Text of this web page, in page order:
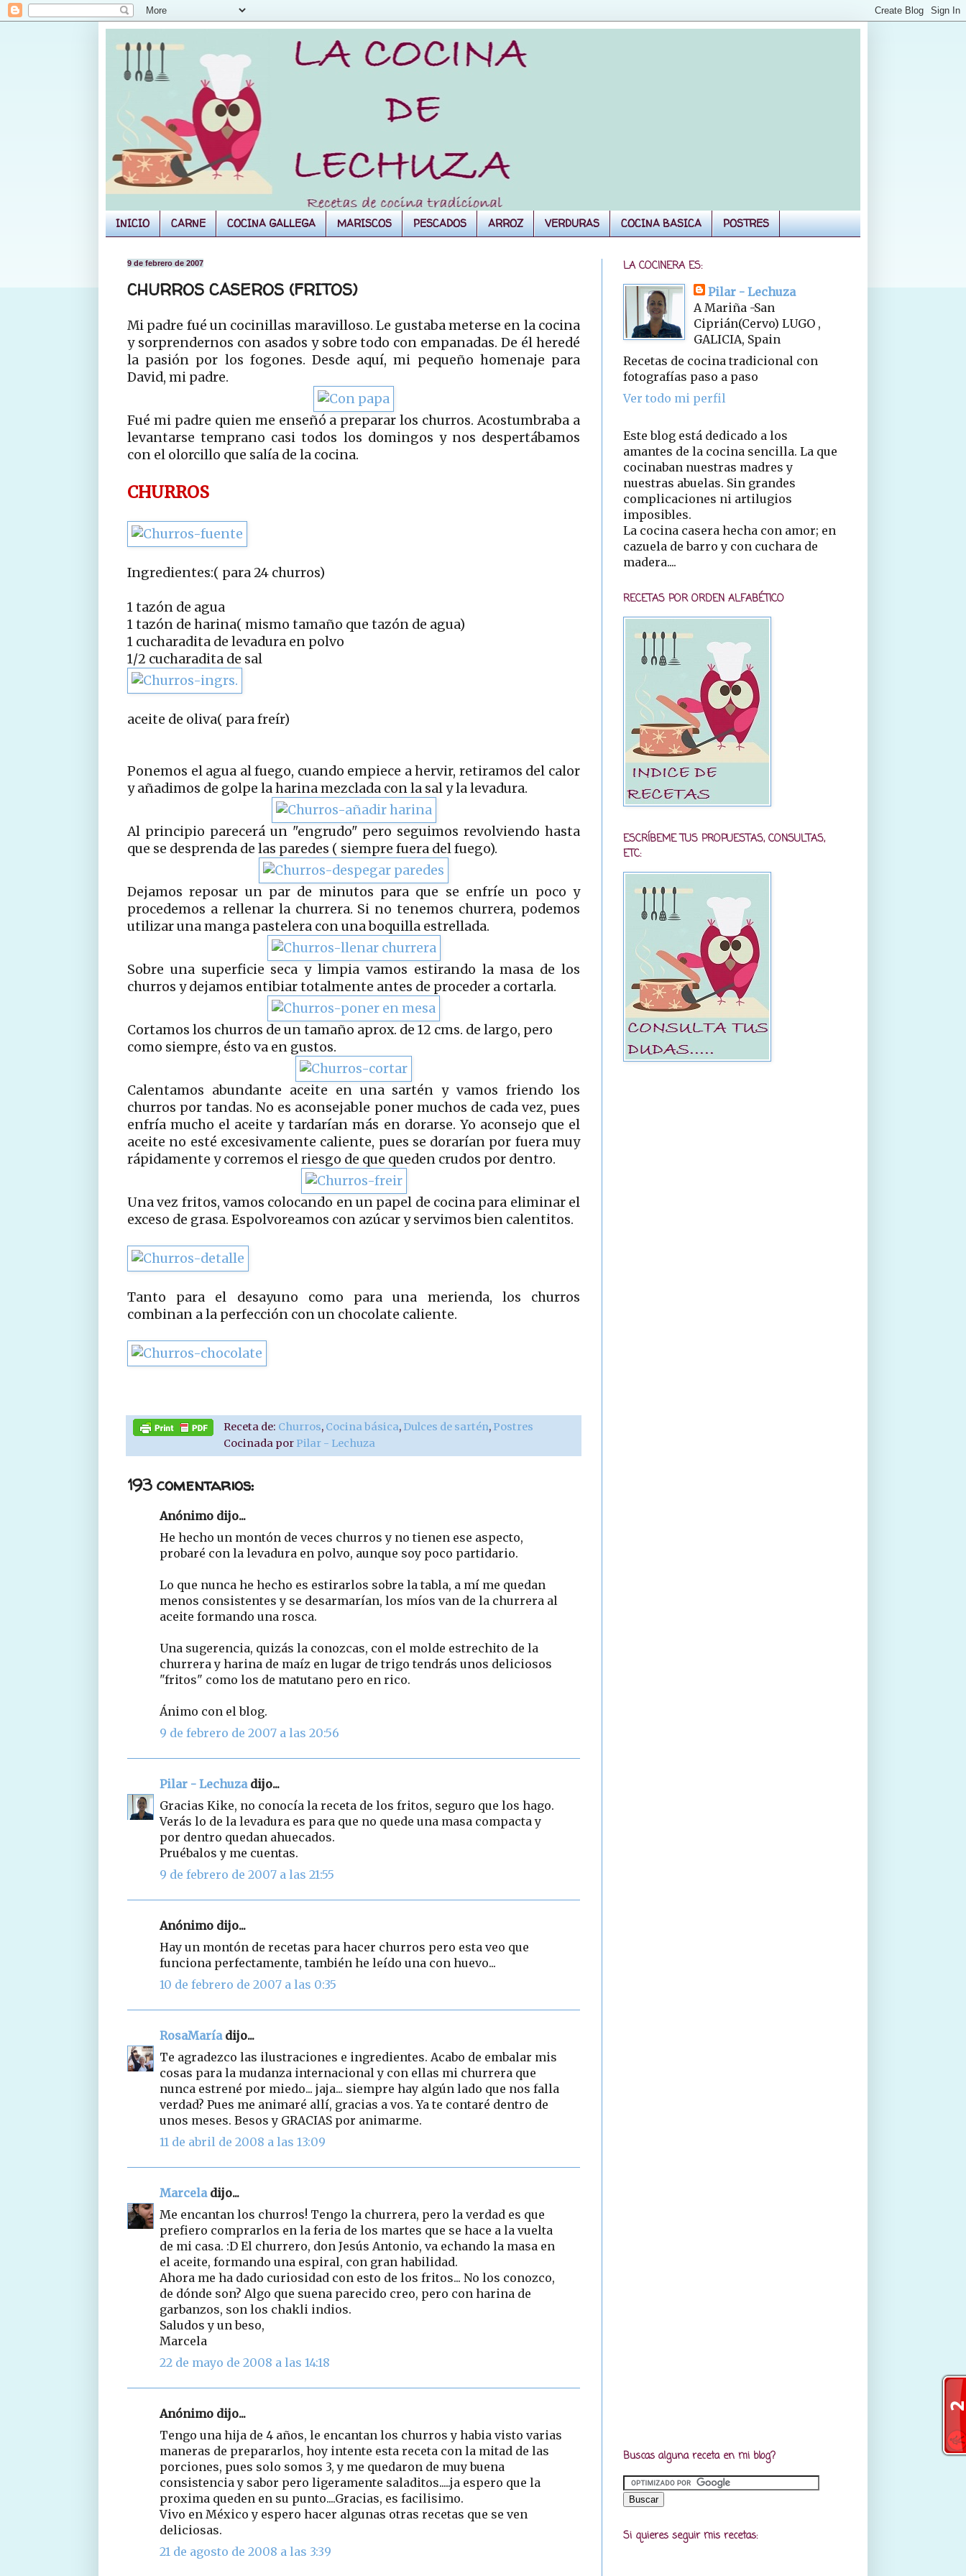
INICIO CARNE COCINA GALLEGA MARISCOS PESCADOS ARROZ VERDURAS COCINA BASICA POSTRES
9 de febrero de 2007
CHURROS CASEROS (FRITOS)
Mi padre fué un cocinillas maravilloso. Le gustaba meterse en la cocina
y sorprendernos con asados y sobre todo con empanadas. De él heredé
la pasión por los fogones. Desde aquí, mi pequeño homenaje para
David, mi padre.
Fué mi padre quien me enseñó a preparar los churros. Acostumbraba a
levantarse temprano casi todos los domingos y nos despertábamos
con el olorcillo que salía de la cocina.
CHURROS
Ingredientes:( para 24 churros)
1 tazón de agua
1 tazón de harina( mismo tamaño que tazón de agua)
1 cucharadita de levadura en polvo
1/2 cucharadita de sal
aceite de oliva( para freír)
Ponemos el agua al fuego, cuando empiece a hervir, retiramos del calor
y añadimos de golpe la harina mezclada con la sal y la levadura.
Al principio parecerá un "engrudo" pero seguimos revolviendo hasta
que se desprenda de las paredes ( siempre fuera del fuego).
Dejamos reposar un par de minutos para que se enfríe un poco y
procedemos a rellenar la churrera. Si no tenemos churrera, podemos
utilizar una manga pastelera con una boquilla estrellada.
Sobre una superficie seca y limpia vamos estirando la masa de los
churros y dejamos entibiar totalmente antes de proceder a cortarla.
Cortamos los churros de un tamaño aprox. de 12 cms. de largo, pero
como siempre, ésto va en gustos.
Calentamos abundante aceite en una sartén y vamos friendo los
churros por tandas. No es aconsejable poner muchos de cada vez, pues
enfría mucho el aceite y tardarían más en dorarse. Yo aconsejo que el
aceite no esté excesivamente caliente, pues se dorarían por fuera muy
rápidamente y corremos el riesgo de que queden crudos por dentro.
Una vez fritos, vamos colocando en un papel de cocina para eliminar el
exceso de grasa. Espolvoreamos con azúcar y servimos bien calentitos.
Tanto para el desayuno como para una merienda, los churros
combinan a la perfección con un chocolate caliente.
Receta de: Churros, Cocina básica, Dulces de sartén, Postres
Cocinada por Pilar - Lechuza
193 comentarios:
Anónimo dijo...
He hecho un montón de veces churros y no tienen ese aspecto,
probaré con la levadura en polvo, aunque soy poco partidario.
Lo que nunca he hecho es estirarlos sobre la tabla, a mí me quedan
menos consistentes y se desarmarían, los míos van de la churrera al
aceite formando una rosca.
Una sugerencia, quizás la conozcas, con el molde estrechito de la
churrera y harina de maíz en lugar de trigo tendrás unos deliciosos
"fritos" como los de matutano pero en rico.
Ánimo con el blog.
9 de febrero de 2007 a las 20:56
Pilar - Lechuzadijo...
Gracias Kike, no conocía la receta de los fritos, seguro que los hago.
Verás lo de la levadura es para que no quede una masa compacta y
por dentro quedan ahuecados.
Pruébalos y me cuentas.
9 de febrero de 2007 a las 21:55
Anónimo dijo...
Hay un montón de recetas para hacer churros pero esta veo que
funciona perfectamente, también he leído una con huevo...
10 de febrero de 2007 a las 0:35
RosaMaríadijo...
Te agradezco las ilustraciones e ingredientes. Acabo de embalar mis
cosas para la mudanza internacional y con ellas mi churrera que
nunca estrené por miedo... jaja... siempre hay algún lado que nos falla
verdad? Pues me animaré allí, gracias a vos. Ya te contaré dentro de
unos meses. Besos y GRACIAS por animarme.
11 de abril de 2008 a las 13:09
Marceladijo...
Me encantan los churros! Tengo la churrera, pero la verdad es que
prefiero comprarlos en la feria de los martes que se hace a la vuelta
de mi casa. :D El churrero, don Jesús Antonio, va echando la masa en
el aceite, formando una espiral, con gran habilidad.
Ahora me ha dado curiosidad con esto de los fritos... No los conozco,
de dónde son? Algo que suena parecido creo, pero con harina de
garbanzos, son los chakli indios.
Saludos y un beso,
Marcela
22 de mayo de 2008 a las 14:18
Anónimo dijo...
Tengo una hija de 4 años, le encantan los churros y habia visto varias
maneras de prepararlos, hoy intente esta receta con la mitad de las
porciones, pues solo somos 3, y me quedaron de muy buena
consistencia y sabor pero ligeramente saladitos.....ja espero que la
proxima queden en su punto....Gracias, es facilisimo.
Vivo en México y espero hacer algunas otras recetas que se ven
deliciosas.
21 de agosto de 2008 a las 3:39
LA COCINERA ES:
Pilar - Lechuza
A Mariña -San
Ciprián(Cervo) LUGO ,
GALICIA, Spain
Recetas de cocina tradicional con
fotografías paso a paso
Ver todo mi perfil
Este blog está dedicado a los
amantes de la cocina sencilla. La que
cocinaban nuestras madres y
nuestras abuelas. Sin grandes
complicaciones ni artilugios
imposibles.
La cocina casera hecha con amor; en
cazuela de barro y con cuchara de
madera....
RECETAS POR ORDEN ALFABÉTICO
ESCRÍBEME TUS PROPUESTAS, CONSULTAS,
ETC:
Buscas alguna receta en mi blog?
Si quieres seguir mis recetas: